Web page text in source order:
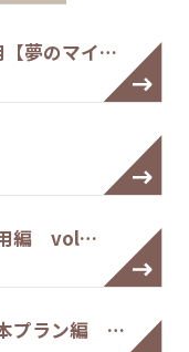
夢のマイ…
用編 vol…
本プラン編 …